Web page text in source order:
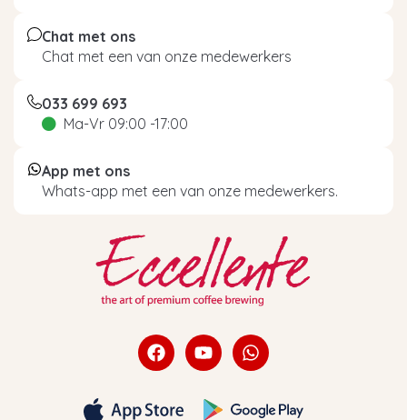
Chat met ons
Chat met een van onze medewerkers
033 699 693
Ma-Vr 09:00 -17:00
App met ons
Whats-app met een van onze medewerkers.